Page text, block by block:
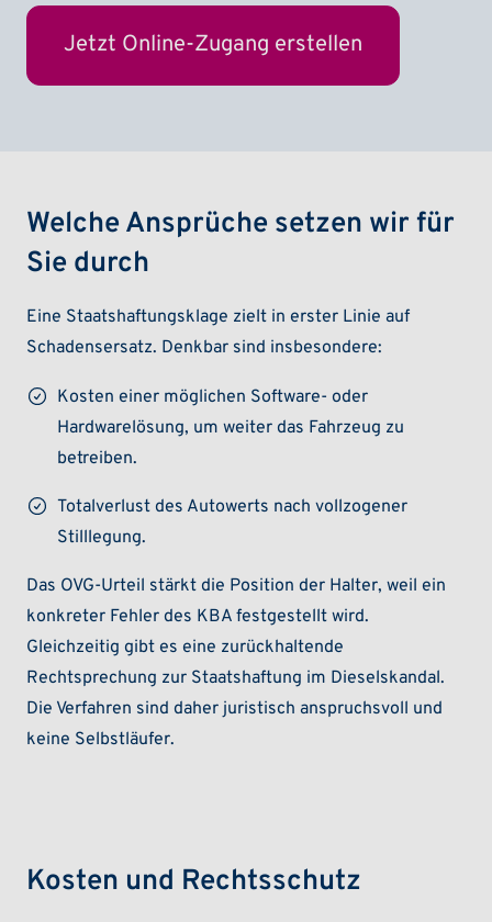
Welche Ansprüche setzen wir für
Sie durch
Eine Staatshaftungsklage zielt in erster Linie auf
Schadensersatz. Denkbar sind insbesondere:
Kosten einer möglichen Software- oder
Hardwarelösung, um weiter das Fahrzeug zu
betreiben.
Totalverlust des Autowerts nach vollzogener
Stilllegung.
Das OVG-Urteil stärkt die Position der Halter, weil ein
konkreter Fehler des KBA festgestellt wird.
Gleichzeitig gibt es eine zurückhaltende
Rechtsprechung zur Staatshaftung im Dieselskandal.
Die Verfahren sind daher juristisch anspruchsvoll und
keine Selbstläufer.
Kosten und Rechtsschutz